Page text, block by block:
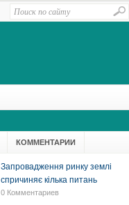
КОММЕНТАРИИ
Запровадження ринку землі
спричиняє кілька питань
0 Комментариев